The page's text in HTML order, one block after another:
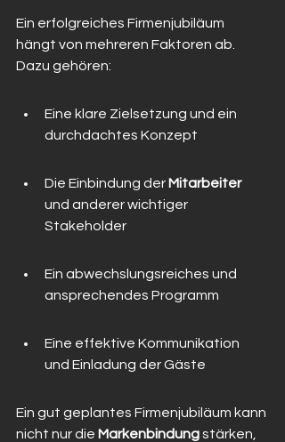
Ein erfolgreiches Firmenjubiläum
hängt von mehreren Faktoren ab.
Dazu gehören:
Eine klare Zielsetzung und ein
durchdachtes Konzept
Die Einbindung der Mitarbeiter
und anderer wichtiger
Stakeholder
Ein abwechslungsreiches und
ansprechendes Programm
Eine effektive Kommunikation
und Einladung der Gäste
Ein gut geplantes Firmenjubiläum kann
nicht nur die Markenbindung stärken,